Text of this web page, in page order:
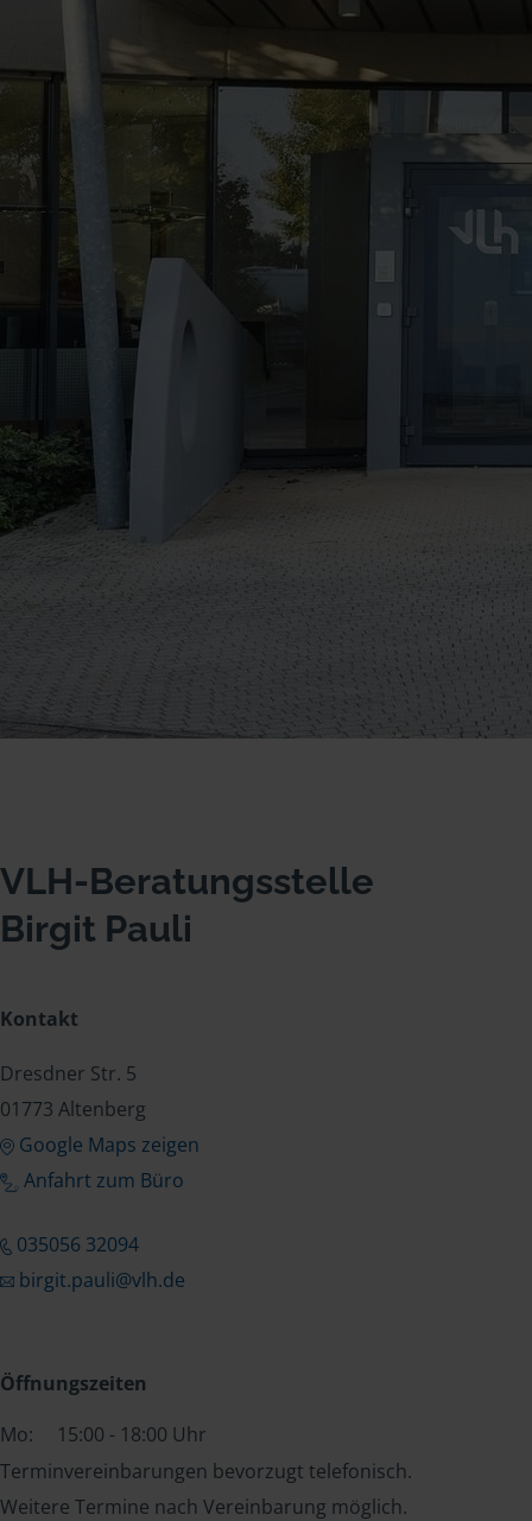
VLH-Beratungsstelle
Birgit Pauli
Kontakt
Dresdner Str. 5
01773 Altenberg
Google Maps zeigen
Anfahrt zum Büro
035056 32094
birgit.pauli@vlh.de
Öffnungszeiten
Mo:
15:00 - 18:00 Uhr
Terminvereinbarungen bevorzugt telefonisch.
Weitere Termine nach Vereinbarung möglich.